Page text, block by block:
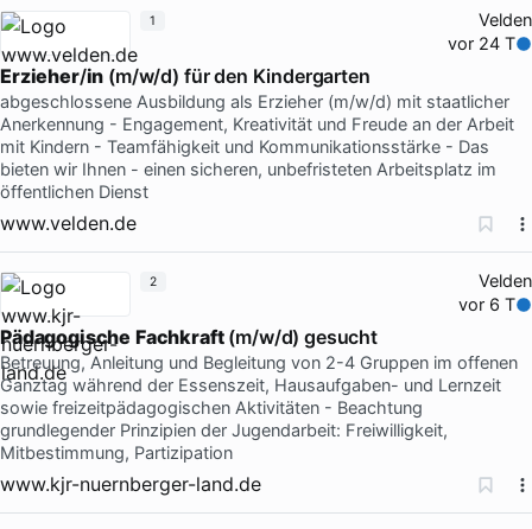
Velden
vor 24 T
Erzieher/in (m/w/d) für den Kindergarten
abgeschlossene Ausbildung als Erzieher (m/w/d) mit staatlicher
Anerkennung - Engagement, Kreativität und Freude an der Arbeit
mit Kindern - Teamfähigkeit und Kommunikationsstärke - Das
bieten wir Ihnen - einen sicheren, unbefristeten Arbeitsplatz im
öffentlichen Dienst
www.velden.de
1
Velden
vor 6 T
Pädagogische Fachkraft(m/w/d) gesucht
Betreuung, Anleitung und Begleitung von 2-4 Gruppen im offenen
Ganztag während der Essenszeit, Hausaufgaben- und Lernzeit
sowie freizeitpädagogischen Aktivitäten - Beachtung
grundlegender Prinzipien der Jugendarbeit: Freiwilligkeit,
Mitbestimmung, Partizipation
www.kjr-nuernberger-land.de
2